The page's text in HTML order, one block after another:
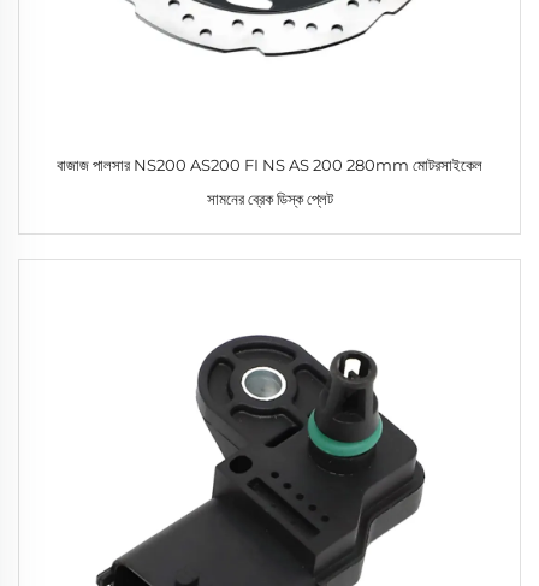
বাজাজ পালসার NS200 AS200 FI NS AS 200 280mm মোটরসাইকেল
সামনের ব্রেক ডিস্ক প্লেট